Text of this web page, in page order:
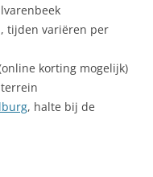
tijden variëren per
korting mogelijk)
, halte bij de